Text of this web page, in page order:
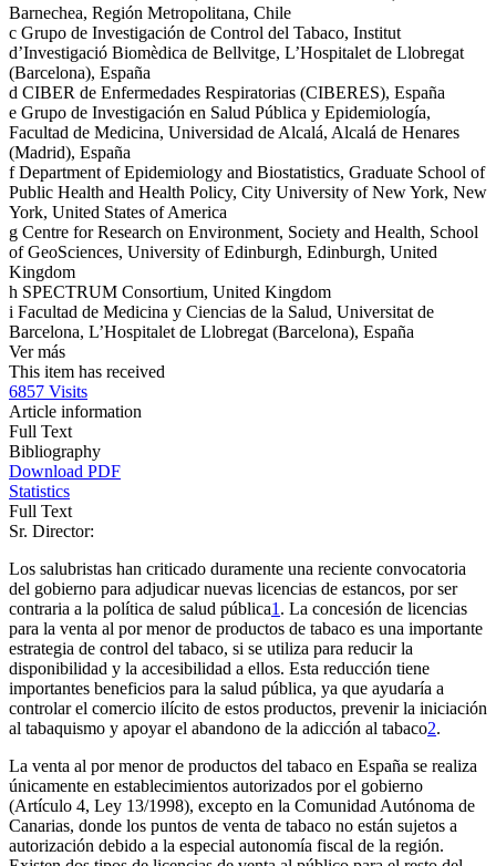
Barnechea, Región Metropolitana, Chile
c Grupo de Investigación de Control del Tabaco, Institut
d’Investigació Biomèdica de Bellvitge, L’Hospitalet de Llobregat
(Barcelona), España
d CIBER de Enfermedades Respiratorias (CIBERES), España
e Grupo de Investigación en Salud Pública y Epidemiología,
Facultad de Medicina, Universidad de Alcalá, Alcalá de Henares
(Madrid), España
fDepartment of Epidemiology and Biostatistics, Graduate School of
Public Health and Health Policy, City University of New York, New
York, United States of America
g Centre for Research on Environment, Society and Health, School
of GeoSciences, University of Edinburgh, Edinburgh, United
Kingdom
h SPECTRUM Consortium, United Kingdom
i Facultad de Medicina y Ciencias de la Salud, Universitat de
Barcelona, L’Hospitalet de Llobregat (Barcelona), España
Ver más
This item has received
6857 Visits
Article information
Full Text
Bibliography
Download PDF
Statistics
Full Text
Sr. Director:
Los salubristas han criticado duramente una reciente convocatoria
del gobierno para adjudicar nuevas licencias de estancos, por ser
contraria a la política de salud pública1 . La concesión de licencias
para la venta al por menor de productos de tabaco es una importante
estrategia de control del tabaco, si se utiliza para reducir la
disponibilidad y la accesibilidad a ellos. Esta reducción tiene
importantes beneficios para la salud pública, ya que ayudaría a
controlar el comercio ilícito de estos productos, prevenir la iniciación
al tabaquismo y apoyar el abandono de la adicción al tabaco2.
La venta al por menor de productos del tabaco en España se realiza
únicamente en establecimientos autorizados por el gobierno
(Artículo 4, Ley 13/1998), excepto en la Comunidad Autónoma de
Canarias, donde los puntos de venta de tabaco no están sujetos a
autorización debido a la especial autonomía fiscal de la región.